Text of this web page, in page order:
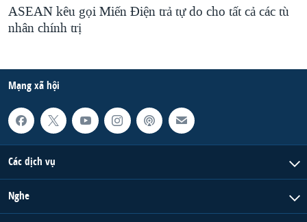
ASEAN kêu gọi Miến Điện trả tự do cho tất cả các tù
nhân chính trị
Mạng xã hội
Các dịch vụ
Nghe